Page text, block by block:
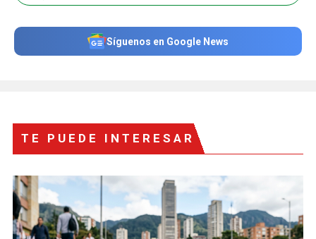
Síguenos en Google News
TE PUEDE INTERESAR